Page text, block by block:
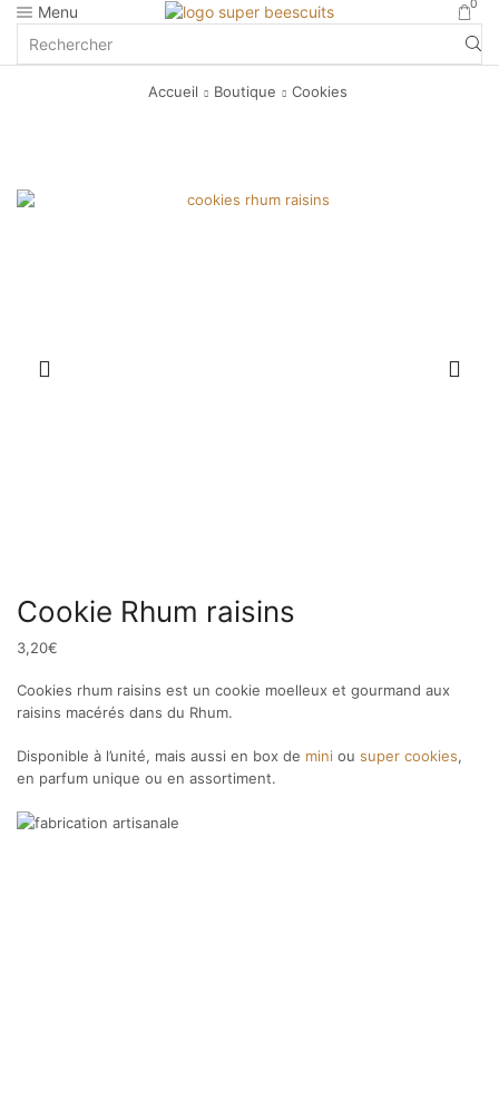
Menu 0
Accueil Boutique Cookies
Cookie Rhum raisins
3,20€
Cookies rhum raisins est un cookie moelleux et gourmand aux
raisins macérés dans du Rhum.
Disponible à l’unité, mais aussi en box de mini ou super cookies,
en parfum unique ou en assortiment.